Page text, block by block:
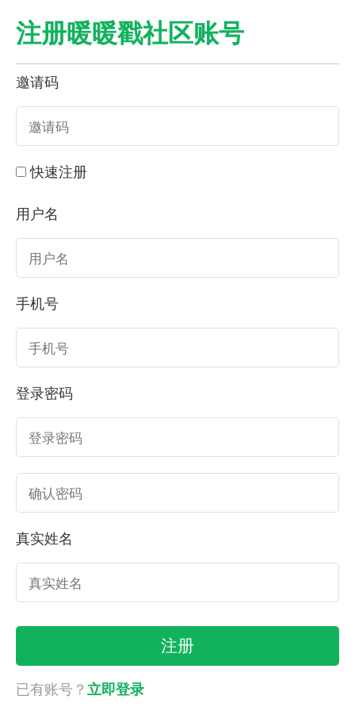
注册暖暖戳社区账号
邀请码
快速注册
用户名
手机号
登录密码
真实姓名
已有账号？立即登录